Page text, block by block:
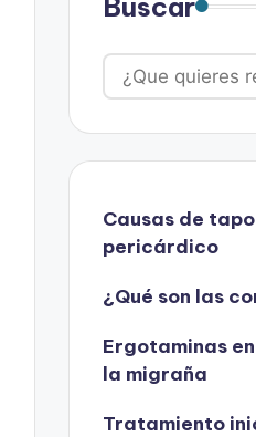
Causas de
pericárdico
¿Qué son las
Ergotaminas
la migraña
Tratamiento